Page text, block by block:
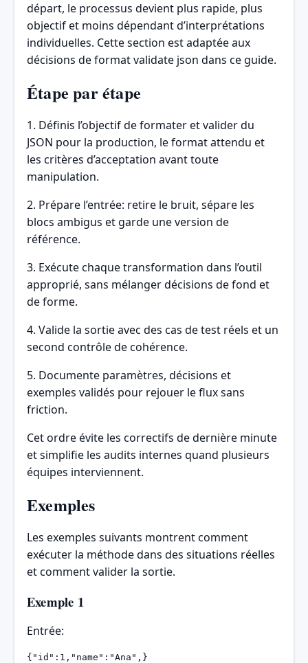
départ, le processus devient plus rapide, plus
objectif et moins dépendant d’interprétations
individuelles. Cette section est adaptée aux
décisions de format validate json dans ce guide.
Étape par étape
1. Définis l’objectif de formater et valider du
JSON pour la production, le format attendu et
les critères d’acceptation avant toute
manipulation.
2. Prépare l’entrée: retire le bruit, sépare les
blocs ambigus et garde une version de
référence.
3. Exécute chaque transformation dans l’outil
approprié, sans mélanger décisions de fond et
de forme.
4. Valide la sortie avec des cas de test réels et un
second contrôle de cohérence.
5. Documente paramètres, décisions et
exemples validés pour rejouer le flux sans
friction.
Cet ordre évite les correctifs de dernière minute
et simplifie les audits internes quand plusieurs
équipes interviennent.
Exemples
Les exemples suivants montrent comment
exécuter la méthode dans des situations réelles
et comment valider la sortie.
Exemple 1
Entrée:
{"id":1,"name":"Ana",}